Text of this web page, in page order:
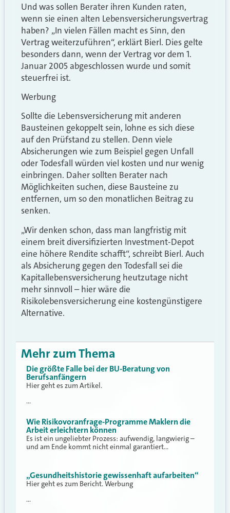
Und was sollen Berater ihren Kunden raten,
wenn sie einen alten Lebensversicherungsvertrag
haben? „In vielen Fällen macht es Sinn, den
Vertrag weiterzuführen“, erklärt Bierl. Dies gelte
besonders dann, wenn der Vertrag vor dem 1.
Januar 2005 abgeschlossen wurde und somit
steuerfrei ist.
Werbung
Sollte die Lebensversicherung mit anderen
Bausteinen gekoppelt sein, lohne es sich diese
auf den Prüfstand zu stellen. Denn viele
Absicherungen wie zum Beispiel gegen Unfall
oder Todesfall würden viel kosten und nur wenig
einbringen. Daher sollten Berater nach
Möglichkeiten suchen, diese Bausteine zu
entfernen, um so den monatlichen Beitrag zu
senken.
„Wir denken schon, dass man langfristig mit
einem breit diversifizierten Investment-Depot
eine höhere Rendite schafft“, schreibt Bierl. Auch
als Absicherung gegen den Todesfall sei die
Kapitallebensversicherung heutzutage nicht
mehr sinnvoll – hier wäre die
Risikolebensversicherung eine kostengünstigere
Alternative.
Mehr zum Thema
Die größte Falle bei der BU-Beratung von
Berufsanfängern
Hier geht es zum Artikel.
…
Wie Risikovoranfrage-Programme Maklern die
Arbeit erleichtern können
Es ist ein ungeliebter Prozess: aufwendig, langwierig –
und am Ende kommt nicht einmal garantiert…
„Gesundheitshistorie gewissenhaft aufarbeiten“
Hier geht es zum Bericht. Werbung
…